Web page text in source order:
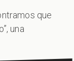
que
una